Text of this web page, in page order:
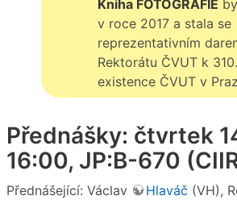
Kniha FOTOGRAFIE
v roce 2017 a stala se
reprezentativním
Rektorátu ČVUT k
existence ČVUT v
Přednášky: čtvrtek
16:00, JP:B-670
Přednášející: Václav Hlaváč (VH),